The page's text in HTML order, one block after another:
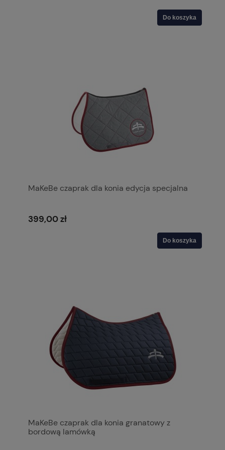
Do koszyka
MaKeBe czaprak dla konia edycja specjalna
399,00 zł
Do koszyka
MaKeBe czaprak dla konia granatowy z
bordową lamówką